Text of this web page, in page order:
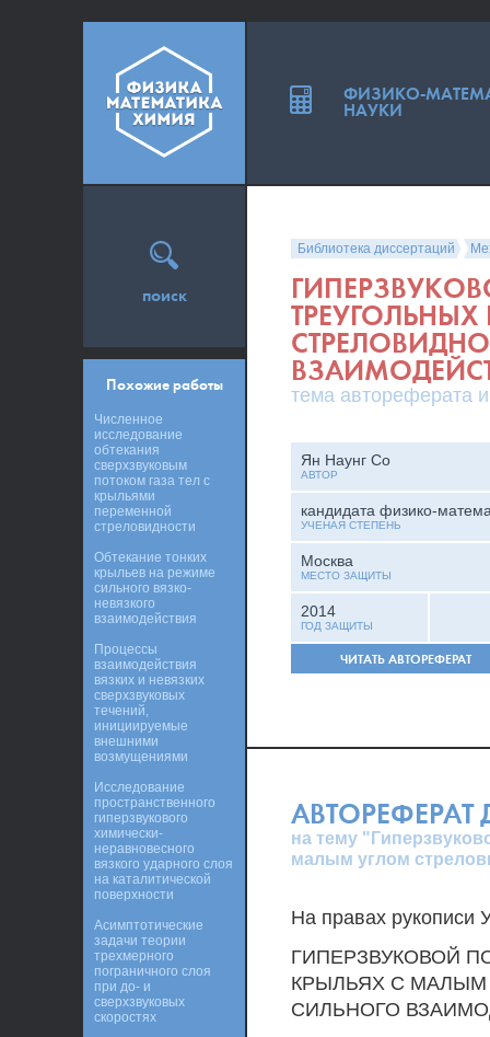
Библиотека диссертаций
тема автореферата
Ян Наунг Со
АВТОР
кандидата физико-
УЧЕНАЯ СТЕПЕНЬ
Москва
МЕСТО ЗАЩИТЫ
2014
ГОД ЗАЩИТЫ
ЧИТАТЬ АВТОРЕФЕРАТ
АВТОРЕФЕРАТ
на тему
малым углом
На правах рукописи
ГИПЕРЗВУКОВОЙ
КРЫЛЬЯХ С
СИЛЬНОГО
поиск
Похожие работы
Численное
исследование
обтекания
сверхзвуковым
потоком газа тел с
крыльями
переменной
стреловидности
Обтекание тонких
крыльев на режиме
сильного вязко-
невязкого
взаимодействия
Процессы
взаимодействия
вязких и невязких
сверхзвуковых
течений,
инициируемые
внешними
возмущениями
Исследование
пространственного
гиперзвукового
химически-
неравновесного
вязкого ударного слоя
на каталитической
поверхности
Асимптотические
задачи теории
трехмерного
пограничного слоя
при до- и
сверхзвуковых
скоростях
ФИЗИКО-
НАУКИ